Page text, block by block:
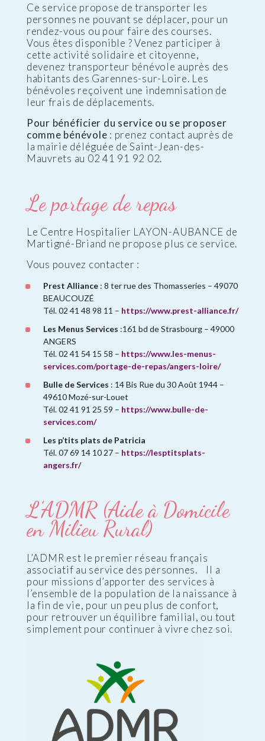
Ce service propose de transporter les
personnes ne pouvant se déplacer, pour un
rendez-vous ou pour faire des courses.
Vous êtes disponible ? Venez participer à
cette activité solidaire et citoyenne,
devenez transporteur bénévole auprès des
habitants des Garennes-sur-Loire. Les
bénévoles reçoivent une indemnisation de
leur frais de déplacements.
Pour bénéficier du service ou se proposer
comme bénévole : prenez contact auprès de
la mairie déléguée de Saint-Jean-des-
Mauvrets au 02 41 91 92 02.
Le portage de repas
Le Centre Hospitalier LAYON-AUBANCE de
Martigné-Briand ne propose plus ce service.
Vous pouvez contacter :
Prest Alliance: 8 ter rue des Thomasseries – 49070
BEAUCOUZÉ
Tél. 02 41 48 98 11 – https://www.prest-alliance.fr/
Les Menus Services :161 bd de Strasbourg – 49000
ANGERS
Tél. 02 41 54 15 58 – https://www.les-menus-
services.com/portage-de-repas/angers-loire/
Bulle de Services : 14 Bis Rue du 30 Août 1944 –
49610 Mozé-sur-Louet
Tél. 02 41 91 25 59 – https://www.bulle-de-
services.com/
Les p’tits plats de Patricia
Tél. 07 69 14 10 27 – https://lesptitsplats-
angers.fr/
L’ADMR (Aide à Domicile
en Milieu Rural)
L’ADMR est le premier réseau français
associatif au service des personnes. Il a
pour missions d’apporter des services à
l’ensemble de la population de la naissance à
la fin de vie, pour un peu plus de confort,
pour retrouver un équilibre familial, ou tout
simplement pour continuer à vivre chez soi.